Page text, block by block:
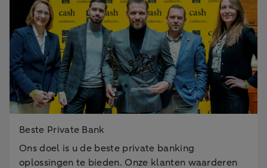
Beste Private Bank
Ons doel is u de beste private banking
oplossingen te bieden. Onze klanten waarderen